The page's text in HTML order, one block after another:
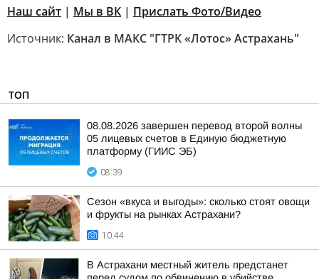
Наш сайт | Мы в ВК | Прислать Фото/Видео
Источник: Канал в МАКС "ГТРК «Лотос» Астрахань"
ТОП
08.08.2026 завершен перевод второй волны
05 лицевых счетов в Единую бюджетную
платформу (ГИИС ЭБ)
08:39
Сезон «вкуса и выгоды»: сколько стоят овощи
и фрукты на рынках Астрахани?
10:44
В Астрахани местный житель предстанет